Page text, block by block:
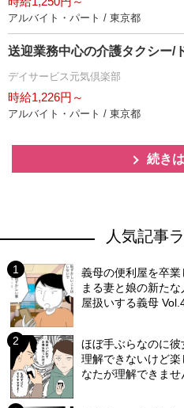
アルバイト・パート / 東京都
送迎業務中心の介護タクシー/
デイサービス元気倶楽部
時給1,226円～
アルバイト・パート / 東京都
続き
人気記事
義母の便利屋を卒
まる妻と娘の新た
屋扱いする義母
ほぼ手ぶらなのに
理解できないけど
なたが理解できませ